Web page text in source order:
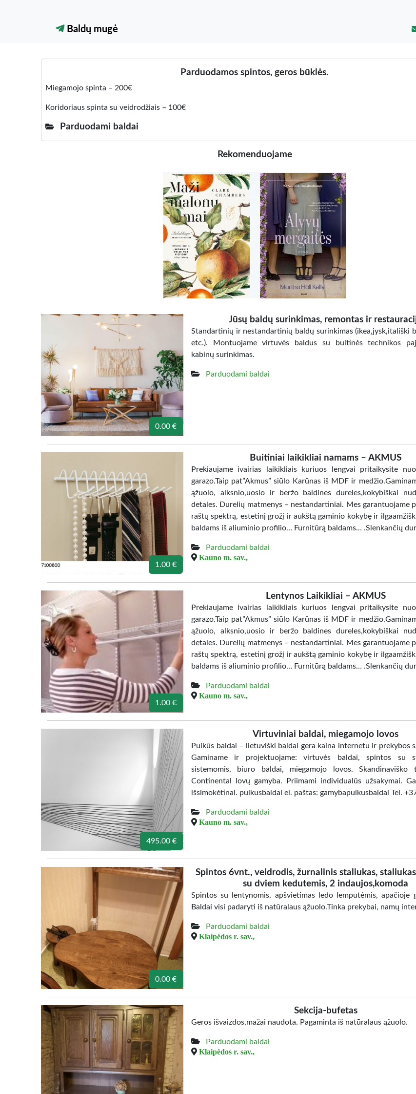
Baldų mugė
Parduodamos spintos, geros būklės.
Miegamojo spinta – 200€
Koridoriaus spinta su veidrodžiais – 100€
Parduodami baldai
Rekomenduojame
0.00 €
Jūsų baldų surinkimas, remontas ir
Standartinių ir nestandartinių baldų surinkimas (ikea,jysk,itališki
etc.). Montuojame virtuvės baldus su buitinės technikos
kabinų surinkimas.
Parduodami baldai
1.00 €
Buitiniai laikikliai namams – AKMUS
Prekiaujame ivairias laikikliais kuriuos lengvai pritaikysite
garazo.Taip pat”Akmus” siūlo Karūnas iš MDF ir
ąžuolo, alksnio,uosio ir beržo baldines dureles,kokybiškai
detales. Durelių matmenys – nestandartiniai. Mes garantuojame
raštų spektrą, estetinį grožį ir aukštą gaminio kokybę ir
baldams iš aliuminio profilio… Furnitūrą baldams… .Slenkančių
Parduodami baldai
Kauno m. sav.,
1.00 €
Lentynos Laikikliai – AKMUS
Prekiaujame ivairias laikikliais kuriuos lengvai pritaikysite
garazo.Taip pat”Akmus” siūlo Karūnas iš MDF ir
ąžuolo, alksnio,uosio ir beržo baldines dureles,kokybiškai
detales. Durelių matmenys – nestandartiniai. Mes garantuojame
raštų spektrą, estetinį grožį ir aukštą gaminio kokybę ir
baldams iš aliuminio profilio… Furnitūrą baldams… .Slenkančių
Parduodami baldai
Kauno m. sav.,
495.00 €
Virtuviniai baldai, miegamojo lovos
Puikūs baldai – lietuviški baldai gera kaina internetu ir prekybos
Gaminame ir projektuojame: virtuvės baldai, spintos su
sistemomis, biuro baldai, miegamojo lovos. Skandinaviško
Continental lovų gamyba. Priimami individualūs užsakymai.
išsimokėtinai. puikusbaldai el. paštas: gamybapuikusbaldai Tel.
Parduodami baldai
Kauno m. sav.,
0.00 €
Spintos 6vnt., veidrodis, žurnalinis staliukas,
su dviem kedutemis, 2 indaujos,komoda
Spintos su lentynomis, apšvietimas ledo lemputėmis, apačioje
Baldai visi padaryti iš natūralaus ąžuolo.Tinka prekybai, namų
Parduodami baldai
Klaipėdos r. sav.,
Sekcija-bufetas
Geros išvaizdos,mažai naudota. Pagaminta iš natūralaus ąžuolo.
Parduodami baldai
Klaipėdos r. sav.,